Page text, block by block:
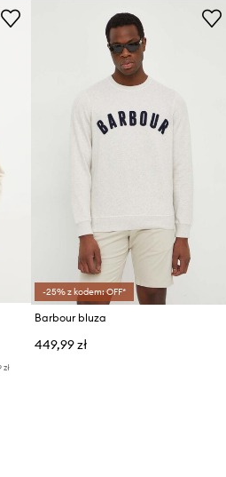
zł
-25% z kodem: OFF*
Barbour bluza
449,99 zł